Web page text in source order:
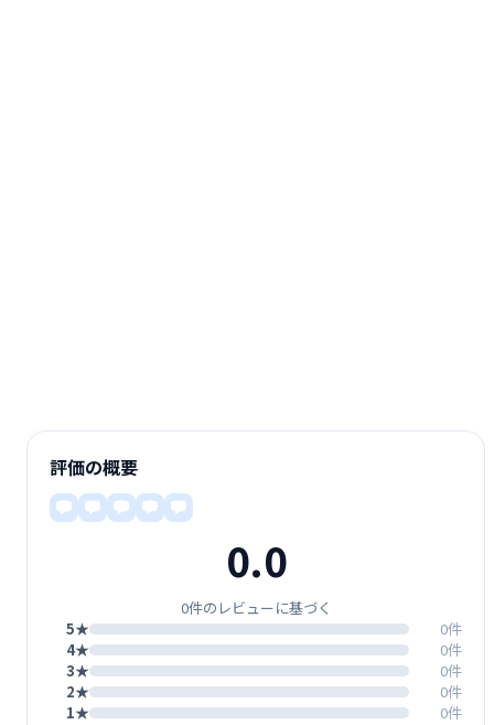
評価の概要
0.0
0件のレビューに基づく
5★
0件
4★
0件
3★
0件
2★
0件
1★
0件